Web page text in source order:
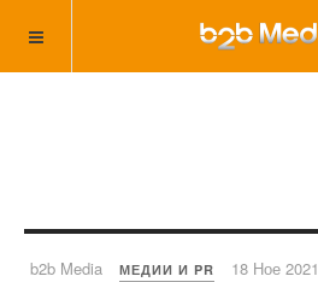
b2b Media МЕДИИ И PR 18 Ное 2021